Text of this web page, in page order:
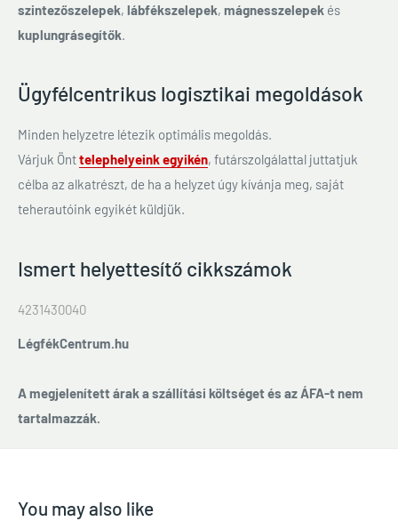
szintezőszelepek, lábfékszelepek, mágnesszelepek és
kuplungrásegítők.
Ügyfélcentrikus logisztikai megoldások
Minden helyzetre létezik optimális megoldás.
Várjuk Önttelephelyeink egyikén, futárszolgálattal juttatjuk
célba az alkatrészt, de ha a helyzet úgy kívánja meg, saját
teherautóink egyikét küldjük.
Ismert helyettesítő cikkszámok
4231430040
LégfékCentrum.hu
A megjelenített árak a szállítási költséget és az ÁFA-t nem
tartalmazzák.
You may also like